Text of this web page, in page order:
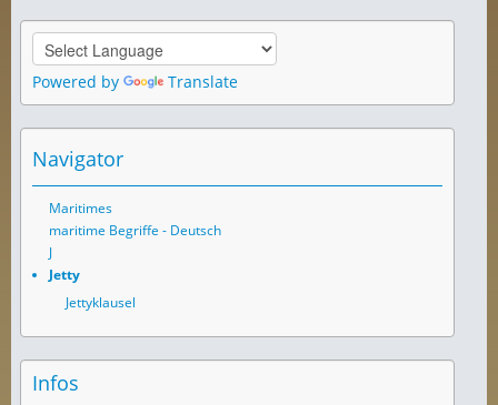
Powered by Translate
Navigator
Maritimes
maritime Begriffe - Deutsch
J
Jetty
Jettyklausel
Infos